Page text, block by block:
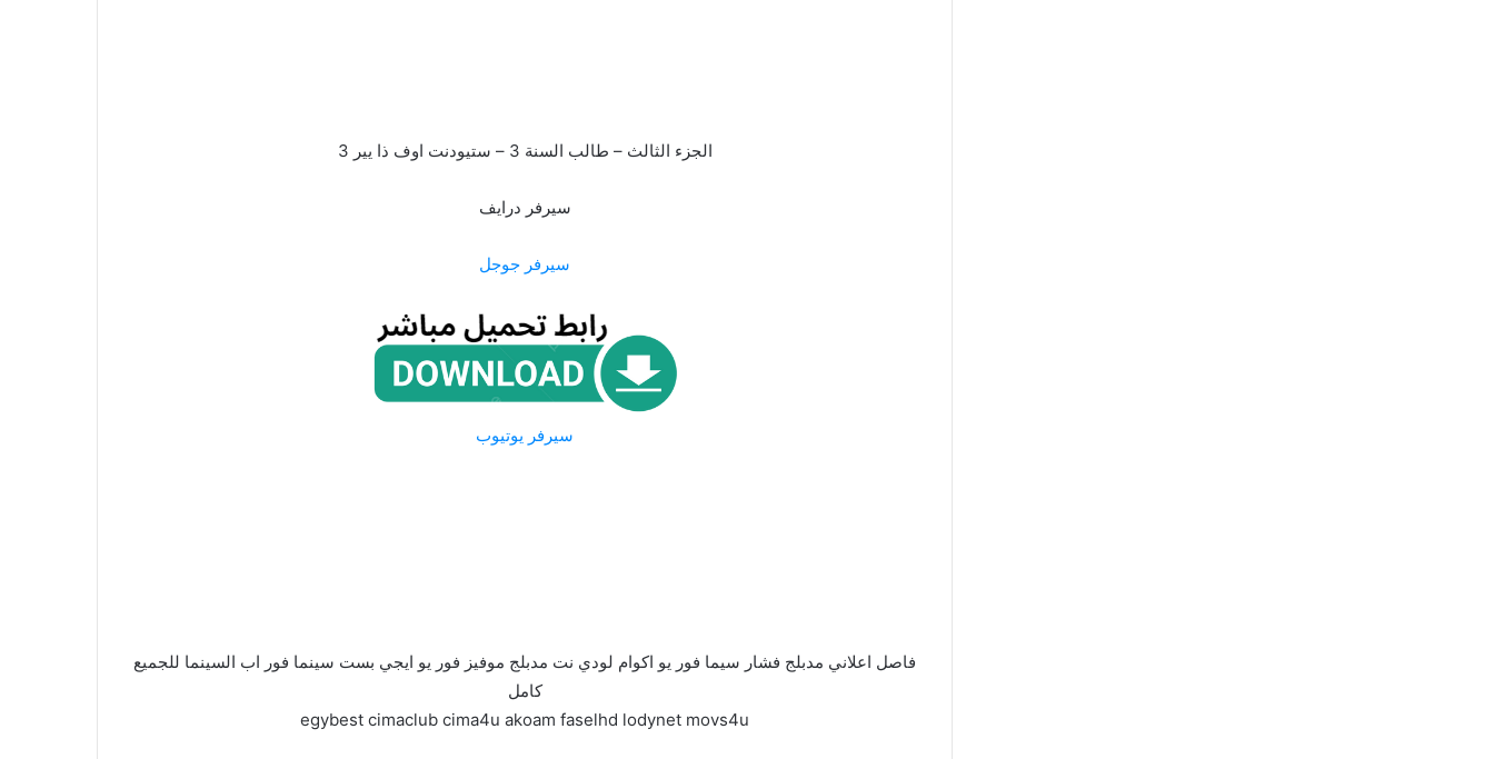
الجزء الثالث – طالب السنة 3 – ستيودنت اوف ذا يير 3
سيرفر درايف
سيرفر جوجل
سيرفر يوتيوب
فاصل اعلاني مدبلج فشار سيما فور يو اكوام لودي نت مدبلج موفيز فور يو ايجي بست سينما فور اب السينما للجميع
كامل
egybest cimaclub cima4u akoam faselhd lodynet movs4u